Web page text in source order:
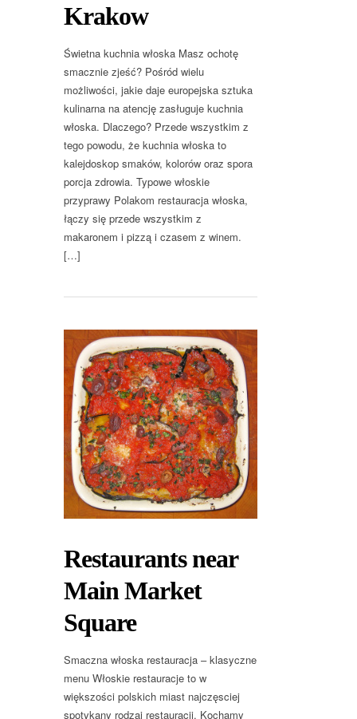
Krakow
Świetna kuchnia włoska Masz ochotę
smacznie zjeść? Pośród wielu
możliwości, jakie daje europejska sztuka
kulinarna na atencję zasługuje kuchnia
włoska. Dlaczego? Przede wszystkim z
tego powodu, że kuchnia włoska to
kalejdoskop smaków, kolorów oraz spora
porcja zdrowia. Typowe włoskie
przyprawy Polakom restauracja włoska,
łączy się przede wszystkim z
makaronem i pizzą i czasem z winem.
[…]
Restaurants near
Main Market
Square
Smaczna włoska restauracja – klasyczne
menu Włoskie restauracje to w
większości polskich miast najczęsciej
spotykany rodzaj restauracji. Kochamy